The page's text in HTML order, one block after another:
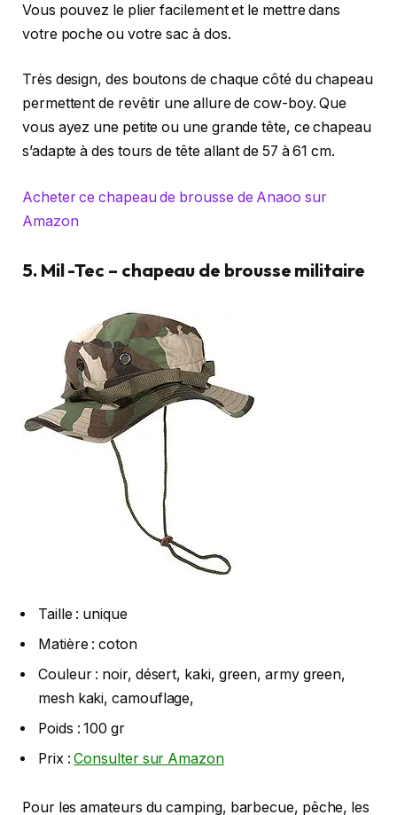
Vous pouvez le plier facilement et le mettre dans
votre poche ou votre sac à dos.
Très design, des boutons de chaque côté du chapeau
permettent de revêtir une allure de cow-boy. Que
vous ayez une petite ou une grande tête, ce chapeau
s’adapte à des tours de tête allant de 57 à 61 cm.
Acheter ce chapeau de brousse de Anaoo sur
Amazon
5. Mil -Tec – chapeau de brousse militaire
Taille : unique
Matière : coton
Couleur : noir, désert, kaki, green, army green,
mesh kaki, camouflage,
Poids : 100 gr
Prix :Consulter sur Amazon
Pour les amateurs du camping, barbecue, pêche, les